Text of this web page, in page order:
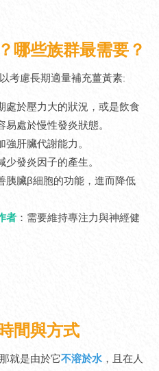
哪些族群最需要？
考慮長期適量補充薑黃素:
處於壓力大的狀況，或是飲食
處於慢性發炎狀態。
強肝臟代謝能力。
少發炎因子的產生。
胰臟β細胞的功能，進而降低
者 ：需要維持專注力與神經健
間與方式
就是由於它不溶於水 ，且在人